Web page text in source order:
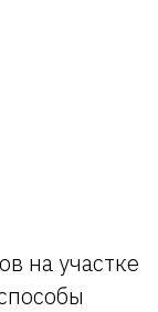
на участке